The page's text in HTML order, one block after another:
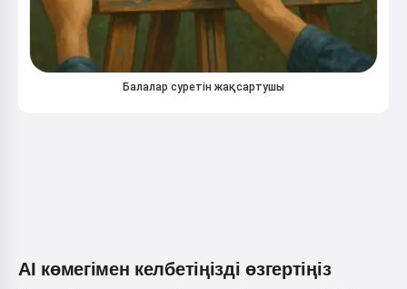
Балалар суретін жақсартушы
AI көмегімен келбетіңізді өзгертіңіз